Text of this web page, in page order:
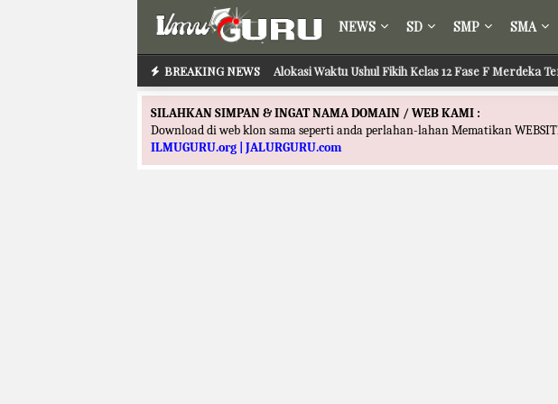
NEWS SD SMP SMA
BREAKING NEWS Alokasi Waktu Ushul Fikih Kelas 12 Fase F
Alokasi Waktu Ilmu Tafsir Kelas 12 Fase F Merdeka
SILAHKAN SIMPAN & INGAT NAMA DOMAIN / WEB KAMI :
Download di web klon sama seperti anda perlahan-lahan Mematikan
ILMUGURU.org | JALURGURU.com